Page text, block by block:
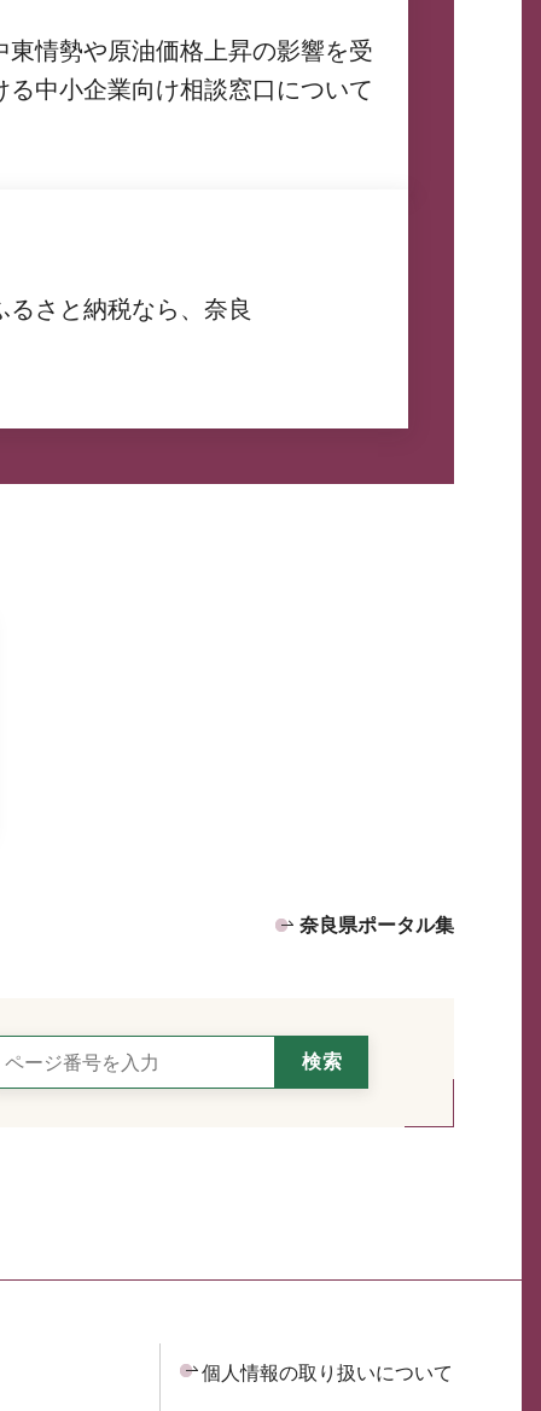
東情勢や原油価格上昇の影響を受
る中小企業向け相談窓口について
るさと納税なら、奈良
奈良県ポータル集
個人情報の取り扱いについて